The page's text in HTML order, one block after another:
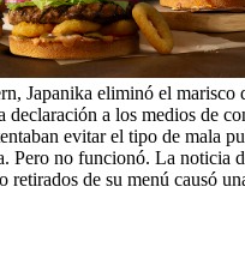
Japanika eliminó el marisco
declaración a los medios de
evitar el tipo de mala
Pero no funcionó. La noticia
retirados de su menú causó